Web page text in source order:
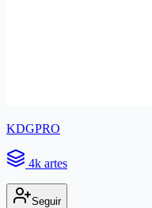
KDGPRO
4k artes
Seguir